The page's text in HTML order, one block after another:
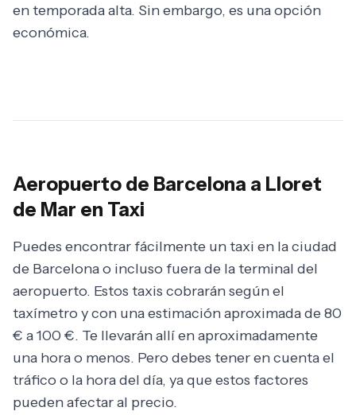
en temporada alta. Sin embargo, es una opción
económica.
Aeropuerto de Barcelona a Lloret
de Mar en Taxi
Puedes encontrar fácilmente un taxi en la ciudad
de Barcelona o incluso fuera de la terminal del
aeropuerto. Estos taxis cobrarán según el
taxímetro y con una estimación aproximada de 80
€ a 100 €. Te llevarán allí en aproximadamente
una hora o menos. Pero debes tener en cuenta el
tráfico o la hora del día, ya que estos factores
pueden afectar al precio.